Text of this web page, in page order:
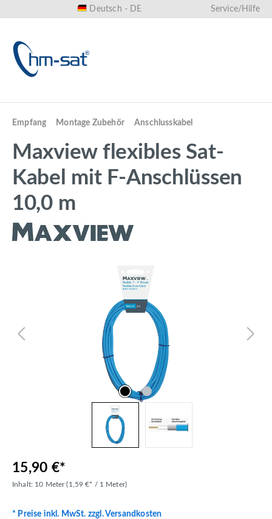
Deutsch - DE Service/Hilfe
Empfang Montage Zubehör Anschlusskabel
Maxview flexibles Sat-
Kabel mit F-Anschlüssen
10,0 m
15,90 €*
Inhalt: 10 Meter(1,59 €* / 1 Meter)
* Preise inkl. MwSt. zzgl. Versandkosten